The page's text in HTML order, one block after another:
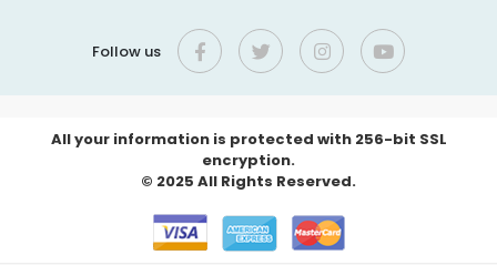
Follow us
All your information is protected with 256-bit SSL
encryption.
© 2025 All Rights Reserved.